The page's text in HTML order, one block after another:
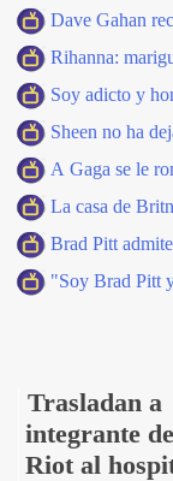
Dave Gahan
Rihanna:
Soy adicto y
Sheen no ha
A Gaga se le
La casa de
Brad Pitt
"Soy Brad Pitt
Trasladan a
integrante
Riot al